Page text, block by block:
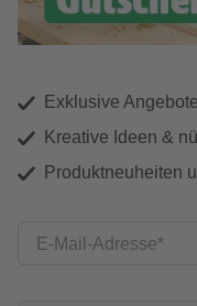
Exklusive
Kreative Ideen &
Produktneuheiten
E-Mail-Adresse